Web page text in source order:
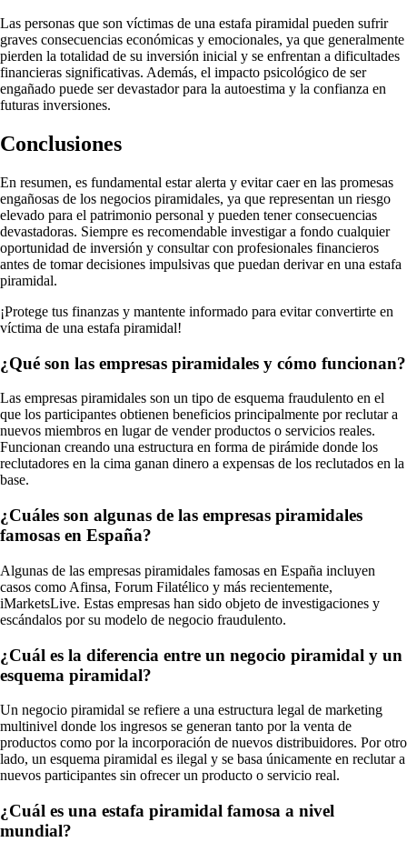
Las personas que son víctimas de una estafa piramidal pueden sufrir
graves consecuencias económicas y emocionales, ya que generalmente
pierden la totalidad de su inversión inicial y se enfrentan a dificultades
financieras significativas. Además, el impacto psicológico de ser
engañado puede ser devastador para la autoestima y la confianza en
futuras inversiones.
Conclusiones
En resumen, es fundamental estar alerta y evitar caer en las promesas
engañosas de los negocios piramidales, ya que representan un riesgo
elevado para el patrimonio personal y pueden tener consecuencias
devastadoras. Siempre es recomendable investigar a fondo cualquier
oportunidad de inversión y consultar con profesionales financieros
antes de tomar decisiones impulsivas que puedan derivar en una estafa
piramidal.
¡Protege tus finanzas y mantente informado para evitar convertirte en
víctima de una estafa piramidal!
¿Qué son las empresas piramidales y cómo funcionan?
Las empresas piramidales son un tipo de esquema fraudulento en el
que los participantes obtienen beneficios principalmente por reclutar a
nuevos miembros en lugar de vender productos o servicios reales.
Funcionan creando una estructura en forma de pirámide donde los
reclutadores en la cima ganan dinero a expensas de los reclutados en la
base.
¿Cuáles son algunas de las empresas piramidales
famosas en España?
Algunas de las empresas piramidales famosas en España incluyen
casos como Afinsa, Forum Filatélico y más recientemente,
iMarketsLive. Estas empresas han sido objeto de investigaciones y
escándalos por su modelo de negocio fraudulento.
¿Cuál es la diferencia entre un negocio piramidal y un
esquema piramidal?
Un negocio piramidal se refiere a una estructura legal de marketing
multinivel donde los ingresos se generan tanto por la venta de
productos como por la incorporación de nuevos distribuidores. Por otro
lado, un esquema piramidal es ilegal y se basa únicamente en reclutar a
nuevos participantes sin ofrecer un producto o servicio real.
¿Cuál es una estafa piramidal famosa a nivel
mundial?